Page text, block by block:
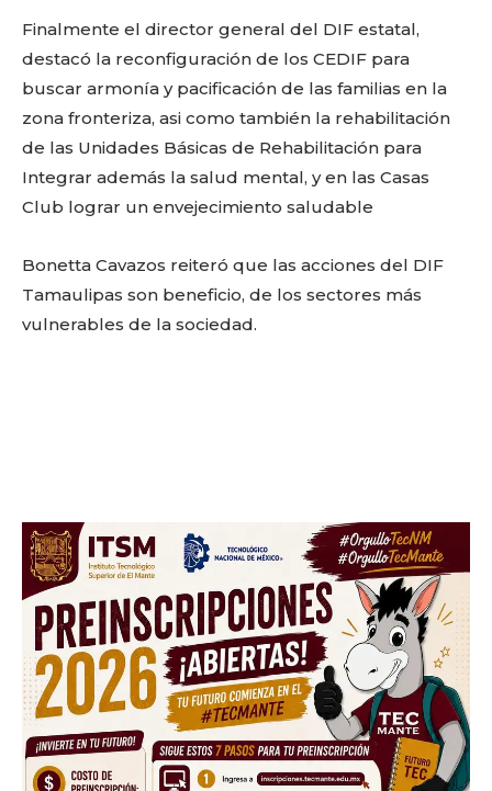
to stay in the loop.
Finalmente el director general del DIF estatal,
destacó la reconfiguración de los CEDIF para
buscar armonía y pacificación de las familias en la
zona fronteriza, asi como también la rehabilitación
de las Unidades Básicas de Rehabilitación para
Integrar además la salud mental, y en las Casas
Club lograr un envejecimiento saludable
Bonetta Cavazos reiteró que las acciones del DIF
Tamaulipas son beneficio, de los sectores más
vulnerables de la sociedad.